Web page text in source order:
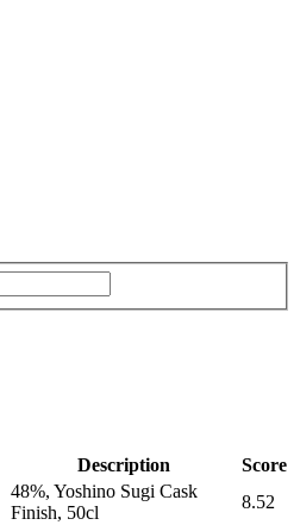
Description
Score
48%, Yoshino Sugi Cask
Finish, 50cl
8.52